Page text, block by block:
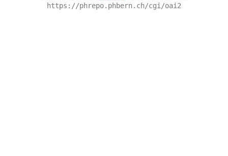
https://phrepo.phbern.ch/cgi/oai2